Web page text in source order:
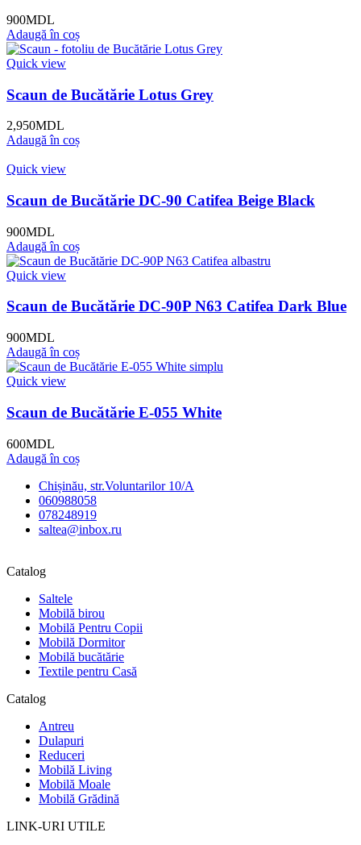
900MDL
Adaugă în coș
Quick view
Scaun de Bucătărie Lotus Grey
2,950MDL
Adaugă în coș
Quick view
Scaun de Bucătărie DC-90 Catifea Beige Black
900MDL
Adaugă în coș
Quick view
Scaun de Bucătărie DC-90P N63 Catifea Dark Blue
900MDL
Adaugă în coș
Quick view
Scaun de Bucătărie E-055 White
600MDL
Adaugă în coș
Chișinău, str.Voluntarilor 10/A
060988058
078248919
saltea@inbox.ru
Catalog
Saltele
Mobilă birou
Mobilă Pentru Copii
Mobilă Dormitor
Mobilă bucătărie
Textile pentru Casă
Catalog
Antreu
Dulapuri
Reduceri
Mobilă Living
Mobilă Moale
Mobilă Grădină
LINK-URI UTILE